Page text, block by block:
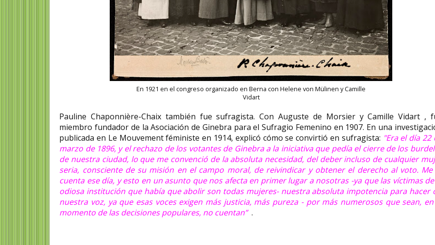
En 1921 en el congreso organizado en Berna con Helene von Mülinen y Camille
Vidart
Pauline Chaponnière-Chaix también fue sufragista. Con Auguste de Morsier y Camille Vidart ,
miembro fundador de la Asociación de Ginebra para el Sufragio Femenino en 1907. En una
publicada en Le Mouvement féministe en 1914, explicó cómo se convirtió en sufragista: "Era el día 22
marzo de 1896, y el rechazo de los votantes de Ginebra a la iniciativa que pedía el cierre de los
de nuestra ciudad, lo que me convenció de la absoluta necesidad, del deber incluso de cualquier
seria, consciente de su misión en el campo moral, de reivindicar y obtener el derecho al voto.
cuenta ese día, y esto en un asunto que nos afecta en primer lugar a nosotras -ya que las víctimas
odiosa institución que había que abolir son todas mujeres- nuestra absoluta impotencia para hacer
nuestra voz, ya que esas voces exigen más justicia, más pureza - por más numerosos que sean,
momento de las decisiones populares, no cuentan” .